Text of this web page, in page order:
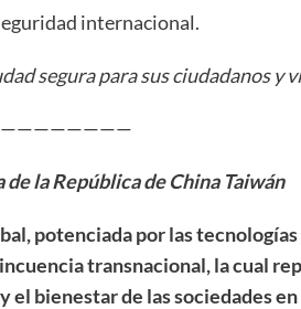
internacional.
segura para sus ciudadanos y
la República de China Taiwán
potenciada por las tecnologías
transnacional, la cual
el bienestar de las sociedades